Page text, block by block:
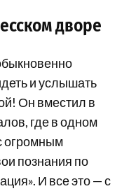
дворе
и услышать
Он вместил в
где в одном
огромным
познания по
И все это — с